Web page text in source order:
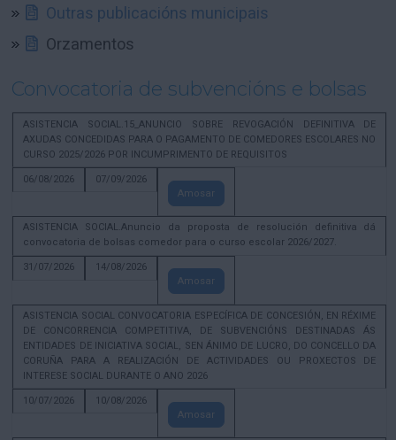
Outras publicacións municipais
Orzamentos
Convocatoria de subvencións e bolsas
ASISTENCIA SOCIAL.15_ANUNCIO SOBRE REVOGACIÓN DEFINITIVA DE
AXUDAS CONCEDIDAS PARA O PAGAMENTO DE COMEDORES ESCOLARES NO
CURSO 2025/2026 POR INCUMPRIMENTO DE REQUISITOS
06/08/2026
07/09/2026
Amosar
ASISTENCIA SOCIAL.Anuncio da proposta de resolución definitiva dá
convocatoria de bolsas comedor para o curso escolar 2026/2027.
31/07/2026
14/08/2026
Amosar
ASISTENCIA SOCIAL CONVOCATORIA ESPECÍFICA DE CONCESIÓN, EN RÉXIME
DE CONCORRENCIA COMPETITIVA, DE SUBVENCIÓNS DESTINADAS ÁS
ENTIDADES DE INICIATIVA SOCIAL, SEN ÁNIMO DE LUCRO, DO CONCELLO DA
CORUÑA PARA A REALIZACIÓN DE ACTIVIDADES OU PROXECTOS DE
INTERESE SOCIAL DURANTE O ANO 2026
10/07/2026
10/08/2026
Amosar